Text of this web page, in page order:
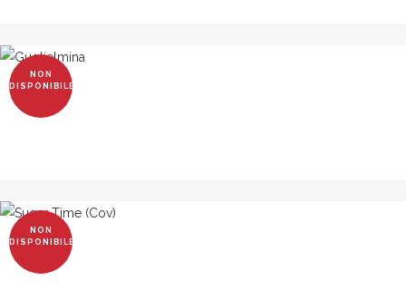
NON
DISPONIBILE
NON
DISPONIBILE